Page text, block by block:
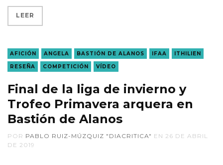
LEER
AFICIÓN ANGELA BASTIÓN DE ALANOS IFAA
ITHILIEN
RESEÑA
COMPETICIÓN VÍDEO
Final de la liga de invierno y
Trofeo Primavera arquera en
Bastión de Alanos
POR PABLO RUIZ-MÚZQUIZ "DIACRITICA" EN 26 DE ABRIL
DE 2019